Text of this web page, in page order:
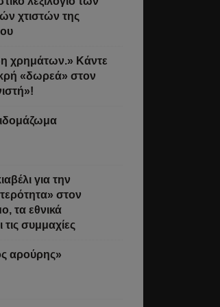
χτιστών της
χρημάτων.» Κάντε
«δωρεά» στον
για την
στον
τα εθνικά
συμμαχίες
αρούρης»